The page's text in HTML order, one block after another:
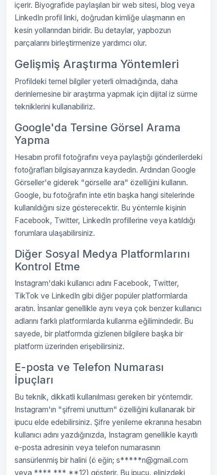
içerir. Biyografide paylaşılan bir web sitesi, blog veya
LinkedIn profil linki, doğrudan kimliğe ulaşmanın en
kesin yollarından biridir. Bu detaylar, yapbozun
parçalarını birleştirmenize yardımcı olur.
Gelişmiş Araştırma Yöntemleri
Profildeki temel bilgiler yeterli olmadığında, daha
derinlemesine bir araştırma yapmak için dijital iz sürme
tekniklerini kullanabiliriz.
Google'da Tersine Görsel Arama
Yapma
Hesabın profil fotoğrafını veya paylaştığı gönderilerdeki
fotoğrafları bilgisayarınıza kaydedin. Ardından Google
Görseller'e giderek "görselle ara" özelliğini kullanın.
Google, bu fotoğrafın inte etin başka hangi sitelerinde
kullanıldığını size gösterecektir. Bu yöntemle kişinin
Facebook, Twitter, LinkedIn profillerine veya katıldığı
forumlara ulaşabilirsiniz.
Diğer Sosyal Medya Platformlarını
Kontrol Etme
Instagram'daki kullanıcı adını Facebook, Twitter,
TikTok ve LinkedIn gibi diğer popüler platformlarda
aratın. İnsanlar genellikle aynı veya çok benzer kullanıcı
adlarını farklı platformlarda kullanma eğilimindedir. Bu
sayede, bir platformda gizlenen bilgilere başka bir
platform üzerinden erişebilirsiniz.
E-posta ve Telefon Numarası
İpuçları
Bu teknik, dikkatli kullanılması gereken bir yöntemdir.
Instagram'ın "şifremi unuttum" özelliğini kullanarak bir
ipucu elde edebilirsiniz. Şifre yenileme ekranına hesabın
kullanıcı adını yazdığınızda, Instagram genellikle kayıtlı
e-posta adresinin veya telefon numarasının
sansürlenmiş bir halini (ö eğin; s*****n@gmail.com
veya **** *** **12) gösterir. Bu ipucu, elinizdeki